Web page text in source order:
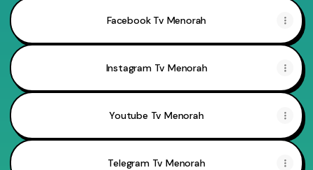
Facebook Tv Menorah
Instagram Tv Menorah
Youtube Tv Menorah
Telegram Tv Menorah